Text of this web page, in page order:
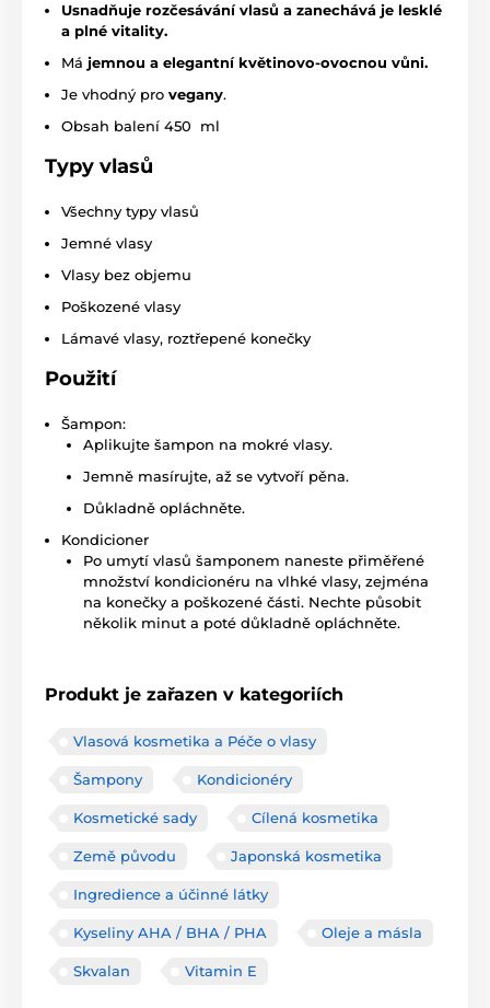
Usnadňuje rozčesávání vlasů a zanechává je lesklé
a plné vitality.
Má jemnou a elegantní květinovo-ovocnou vůni.
Je vhodný pro vegany.
Obsah balení 450 ml
Typy vlasů
Všechny typy vlasů
Jemné vlasy
Vlasy bez objemu
Poškozené vlasy
Lámavé vlasy, roztřepené konečky
Použití
Šampon:
Aplikujte šampon na mokré vlasy.
Jemně masírujte, až se vytvoří pěna.
Důkladně opláchněte.
Kondicioner
Po umytí vlasů šamponem naneste přiměřené
množství kondicionéru na vlhké vlasy, zejména
na konečky a poškozené části. Nechte působit
několik minut a poté důkladně opláchněte.
Produkt je zařazen v kategoriích
Vlasová kosmetika a Péče o vlasy
Šampony Kondicionéry
Kosmetické sady Cílená kosmetika
Země původu Japonská kosmetika
Ingredience a účinné látky
Kyseliny AHA / BHA / PHA Oleje a másla
Skvalan Vitamin E